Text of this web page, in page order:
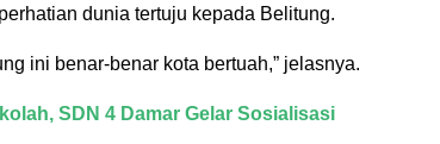
dunia tertuju kepada Belitung.
ini benar-benar kota bertuah,” jelasnya.
SDN 4 Damar Gelar Sosialisasi